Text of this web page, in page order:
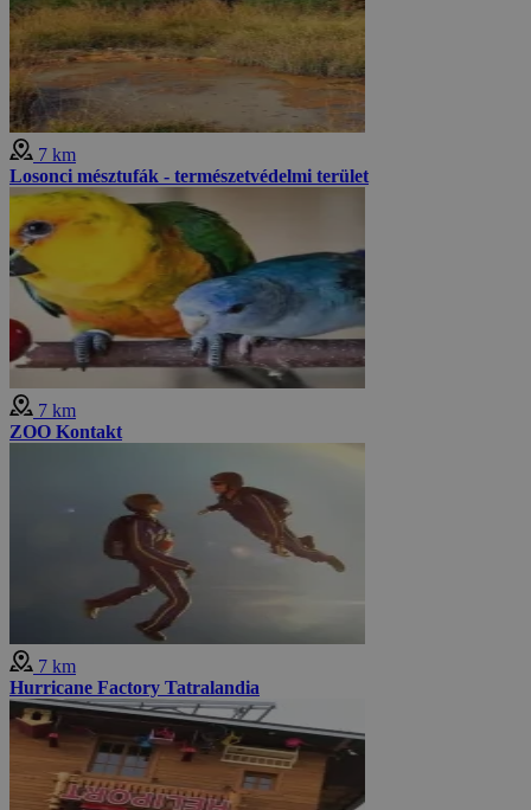
7 km
Losonci mésztufák - természetvédelmi terület
7 km
ZOO Kontakt
7 km
Hurricane Factory Tatralandia